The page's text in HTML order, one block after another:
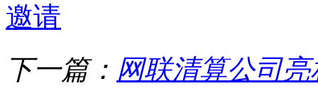
邀请
下一篇： 网联清算公司